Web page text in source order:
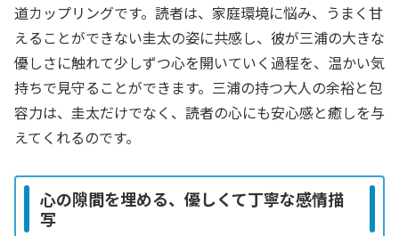
道カップリングです。読者は、家庭環境に悩み、うまく甘
えることができない圭太の姿に共感し、彼が三浦の大きな
優しさに触れて少しずつ心を開いていく過程を、温かい気
持ちで見守ることができます。三浦の持つ大人の余裕と包
容力は、圭太だけでなく、読者の心にも安心感と癒しを与
えてくれるのです。
心の隙間を埋める、優しくて丁寧な感情描
写